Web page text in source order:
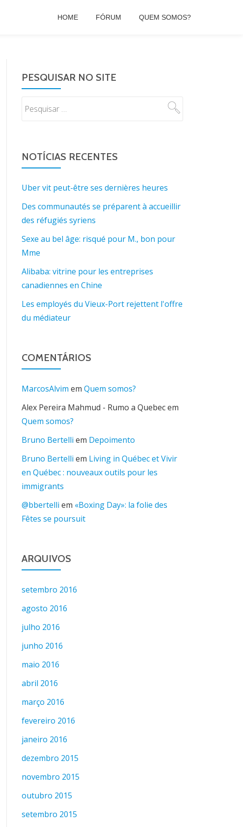
HOME FÓRUM QUEM SOMOS?
PESQUISAR NO SITE
NOTÍCIAS RECENTES
Uber vit peut-être ses dernières heures
Des communautés se préparent à accueillir
des réfugiés syriens
Sexe au bel âge: risqué pour M., bon pour
Mme
Alibaba: vitrine pour les entreprises
canadiennes en Chine
Les employés du Vieux-Port rejettent l'offre
du médiateur
COMENTÁRIOS
MarcosAlvim em Quem somos?
Alex Pereira Mahmud - Rumo a Quebecem
Quem somos?
Bruno Bertelli em Depoimento
Bruno Bertelli em Living in Québec et Vivir
en Québec : nouveaux outils pour les
immigrants
@bbertelli em «Boxing Day»: la folie des
Fêtes se poursuit
ARQUIVOS
setembro 2016
agosto 2016
julho 2016
junho 2016
maio 2016
abril 2016
março 2016
fevereiro 2016
janeiro 2016
dezembro 2015
novembro 2015
outubro 2015
setembro 2015